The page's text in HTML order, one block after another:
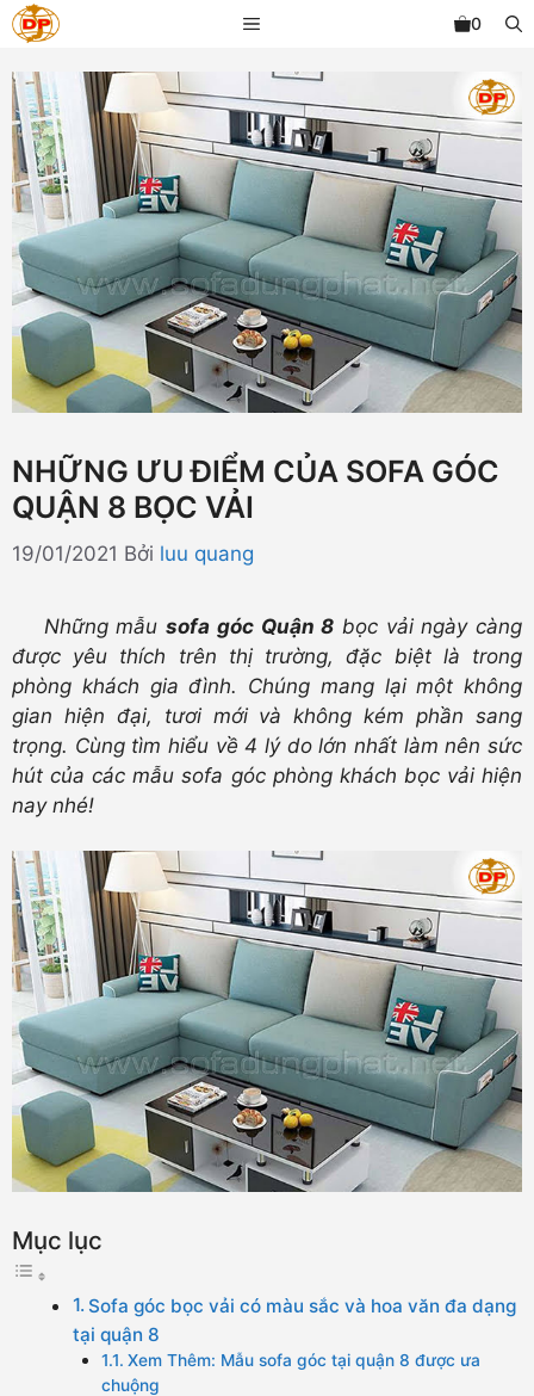
Chuyển
đến
nội
dung
MENU 0
NHỮNG ƯU ĐIỂM CỦA SOFA GÓC
QUẬN 8 BỌC VẢI
19/01/2021 Bởi luu quang
Những mẫusofa góc Quận 8 bọc vải ngày càng
được yêu thích trên thị trường, đặc biệt là trong
phòng khách gia đình. Chúng mang lại một không
gian hiện đại, tươi mới và không kém phần sang
trọng. Cùng tìm hiểu về 4 lý do lớn nhất làm nên sức
hút của các mẫu sofa góc phòng khách bọc vải hiện
nay nhé!
Mục lục
Sofa góc bọc vải có màu sắc và hoa văn đa dạng
tại quận 8
Xem Thêm: Mẫu sofa góc tại quận 8 được ưa
chuộng